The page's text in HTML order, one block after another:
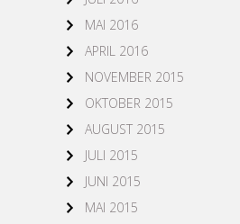
MAI 2016
APRIL 2016
NOVEMBER 2015
OKTOBER 2015
AUGUST 2015
JULI 2015
JUNI 2015
MAI 2015